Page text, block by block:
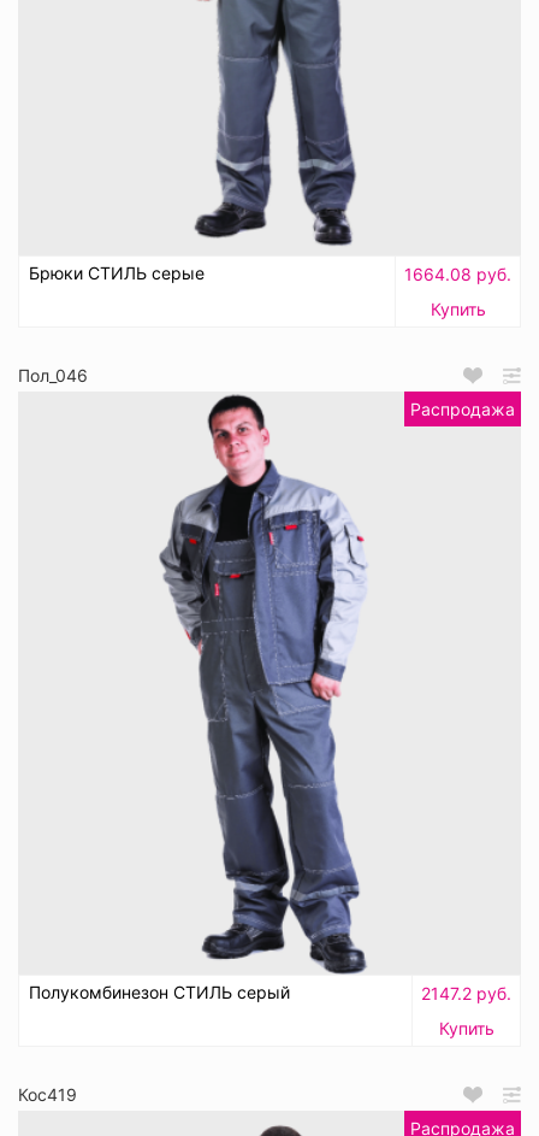
Брюки СТИЛЬ серые
1664.08 руб.
Купить
Пол_046
Распродажа
Полукомбинезон СТИЛЬ серый
2147.2 руб.
Купить
Кос419
Распродажа